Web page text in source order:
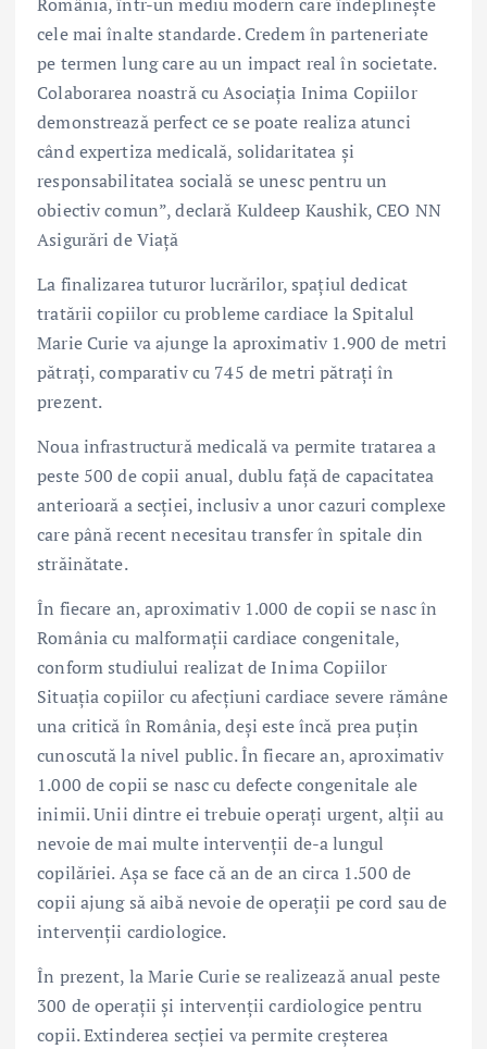
cele mai înalte standarde. Credem în parteneriate
pe termen lung care au un impact real în societate.
Colaborarea noastră cu Asociația Inima Copiilor
demonstrează perfect ce se poate realiza atunci
când expertiza medicală, solidaritatea și
responsabilitatea socială se unesc pentru un
obiectiv comun”, declară Kuldeep Kaushik, CEO NN
Asigurări de Viață
La finalizarea tuturor lucrărilor, spațiul dedicat
tratării copiilor cu probleme cardiace la Spitalul
Marie Curie va ajunge la aproximativ 1.900 de metri
pătrați, comparativ cu 745 de metri pătrați în
prezent.
Noua infrastructură medicală va permite tratarea a
peste 500 de copii anual, dublu față de capacitatea
anterioară a secției, inclusiv a unor cazuri complexe
care până recent necesitau transfer în spitale din
străinătate.
În fiecare an, aproximativ 1.000 de copii se nasc în
România cu malformații cardiace congenitale,
conform studiului realizat de Inima Copiilor
Situația copiilor cu afecțiuni cardiace severe rămâne
una critică în România, deși este încă prea puțin
cunoscută la nivel public. În fiecare an, aproximativ
1.000 de copii se nasc cu defecte congenitale ale
inimii. Unii dintre ei trebuie operați urgent, alții au
nevoie de mai multe intervenții de-a lungul
copilăriei. Așa se face că an de an circa 1.500 de
copii ajung să aibă nevoie de operații pe cord sau de
intervenții cardiologice.
În prezent, la Marie Curie se realizează anual peste
300 de operații și intervenții cardiologice pentru
copii. Extinderea secției va permite creșterea